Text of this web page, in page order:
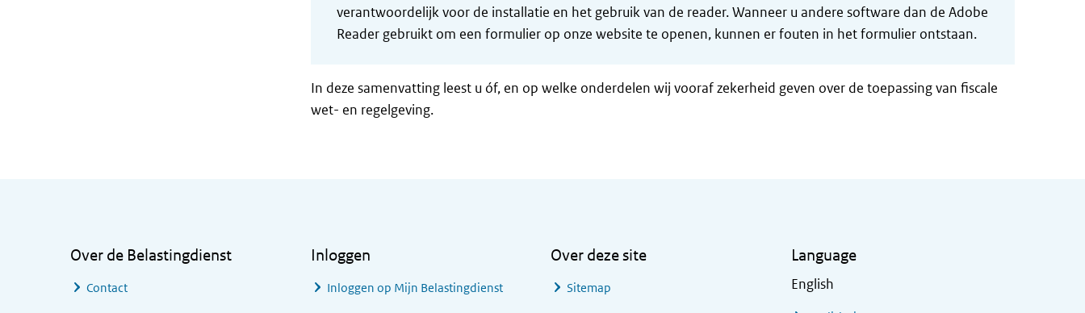
verantwoordelijk voor de installatie en het gebruik van de reader. Wanneer u andere software dan de Adobe
Reader gebruikt om een formulier op onze website te openen, kunnen er fouten in het formulier ontstaan.
In deze samenvatting leest u óf, en op welke onderdelen wij vooraf zekerheid geven over de toepassing van fiscale
wet- en regelgeving.
Over de Belastingdienst
Contact
Inloggen
Inloggen op Mijn Belastingdienst
Over deze site
Sitemap
Language
English